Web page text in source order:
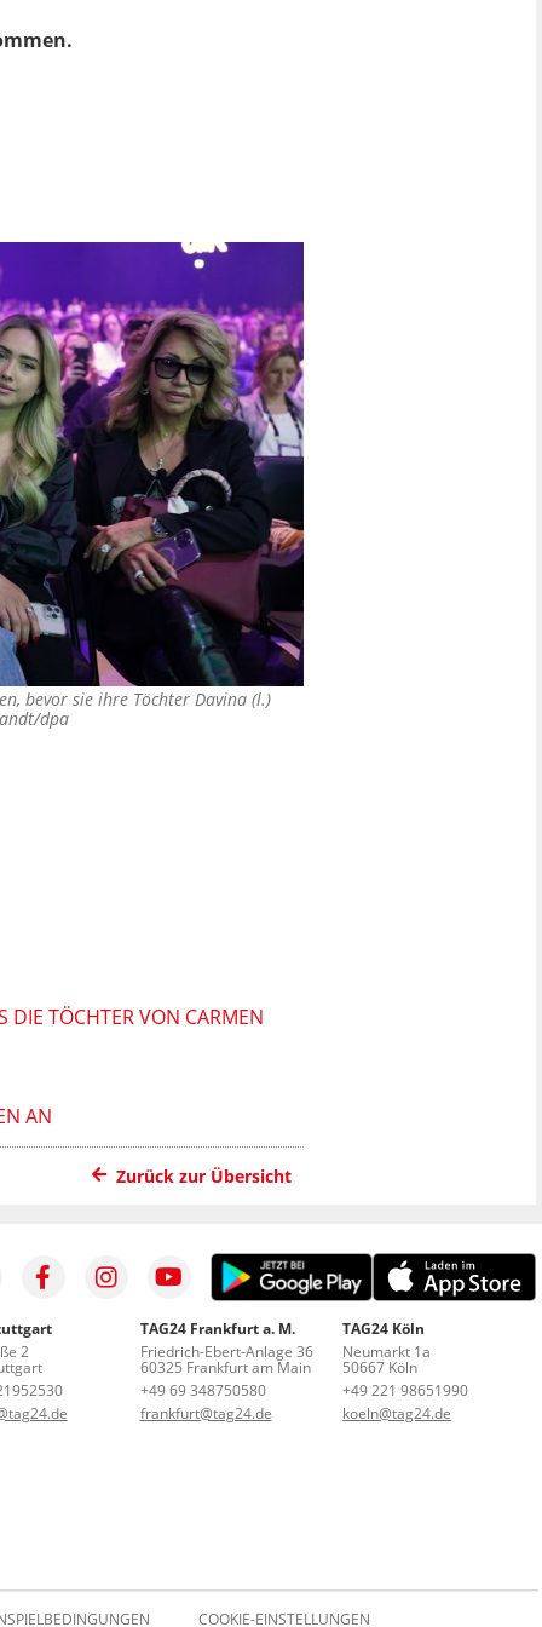
bevor sie ihre Töchter Davina (l.)
dpa
DIE TÖCHTER VON CARMEN
AN
Zurück zur Übersicht
2
TAG24 Frankfurt a. M.
Friedrich-Ebert-Anlage 36
60325 Frankfurt am Main
+49 69 348750580
frankfurt@tag24.de
TAG24 Köln
Neumarkt 1a
50667 Köln
+49 221 98651990
koeln@tag24.de
COOKIE-EINSTELLUNGEN